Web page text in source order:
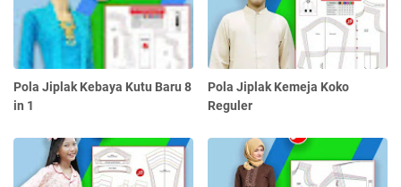
Pola Jiplak Kebaya Kutu Baru 8
in 1
Pola Jiplak Kemeja Koko
Reguler